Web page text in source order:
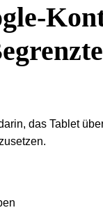
das Tablet